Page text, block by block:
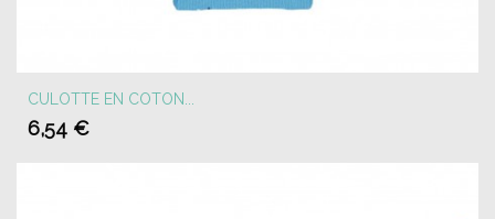
CULOTTE EN COTON...
6,54 €